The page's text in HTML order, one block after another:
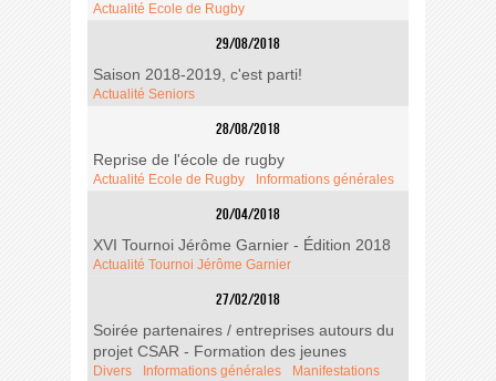
Actualité Ecole de Rugby
29/08/2018
Saison 2018-2019, c'est parti!
Actualité Seniors
28/08/2018
Reprise de l'école de rugby
Actualité Ecole de Rugby Informations générales
20/04/2018
XVI Tournoi Jérôme Garnier - Édition 2018
Actualité Tournoi Jérôme Garnier
27/02/2018
Soirée partenaires / entreprises autours du
projet CSAR - Formation des jeunes
Divers Informations générales Manifestations